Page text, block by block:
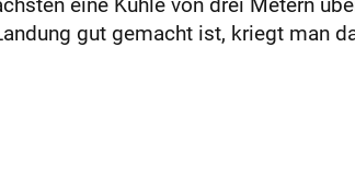
gut gemacht ist, kriegt man